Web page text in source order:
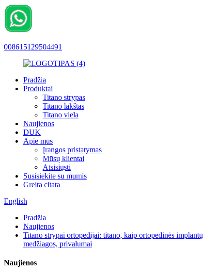
008615129504491
Pradžia
Produktai
Titano strypas
Titano lakštas
Titano viela
Naujienos
DUK
Apie mus
Įrangos pristatymas
Mūsų klientai
Atsisiųsti
Susisiekite su mumis
Greita citata
English
Pradžia
Naujienos
Titano strypai ortopedijai: titano, kaip ortopedinės implantų
medžiagos, privalumai
Naujienos